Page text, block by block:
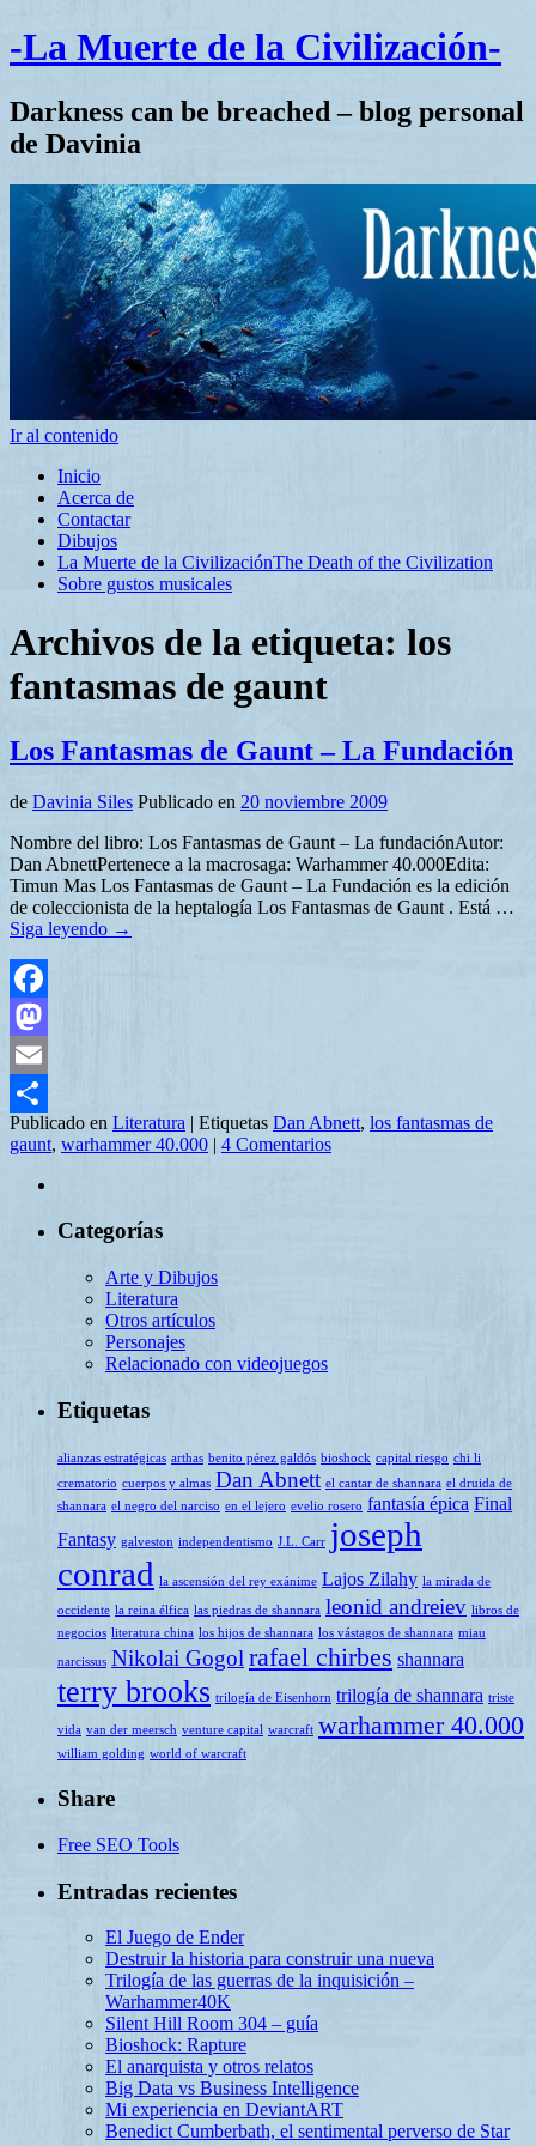
-La Muerte de la Civilización-
Darkness can be breached – blog personal
de Davinia
Ir al contenido
Inicio
Acerca de
Contactar
Dibujos
La Muerte de la CivilizaciónThe Death of the Civilization
Sobre gustos musicales
Archivos de la etiqueta: los
fantasmas de gaunt
Los Fantasmas de Gaunt – La Fundación
de Davinia Siles Publicado en 20 noviembre 2009
Nombre del libro: Los Fantasmas de Gaunt – La fundaciónAutor:
Dan AbnettPertenece a la macrosaga: Warhammer 40.000Edita:
Timun Mas Los Fantasmas de Gaunt – La Fundación es la edición
de coleccionista de la heptalogía Los Fantasmas de Gaunt . Está …
Siga leyendo →
Facebook
Mastodon
Email
Compartir
Publicado en Literatura | Etiquetas Dan Abnett, los fantasmas de
gaunt, warhammer 40.000 | 4 Comentarios
Categorías
Arte y Dibujos
Literatura
Otros artículos
Personajes
Relacionado con videojuegos
Etiquetas
alianzas estratégicas arthas benito pérez galdós bioshock capital riesgo chi li
crematorio cuerpos y almas Dan Abnett el cantar de shannara el druida de
shannara el negro del narciso en el lejero evelio rosero fantasía épica Final
Fantasy galveston independentismo J.L. Carr joseph
conrad la ascensión del rey exánime Lajos Zilahy la mirada de
occidente la reina élfica las piedras de shannara leonid andreiev libros de
negocios literatura china los hijos de shannara los vástagos de shannara miau
narcissus Nikolai Gogolrafael chirbes shannara
terry brooks trilogía de Eisenhorn trilogía de shannara triste
vida van der meersch venture capital warcraft warhammer 40.000
william golding world of warcraft
Share
Free SEO Tools
Entradas recientes
El Juego de Ender
Destruir la historia para construir una nueva
Trilogía de las guerras de la inquisición –
Warhammer40K
Silent Hill Room 304 – guía
Bioshock: Rapture
El anarquista y otros relatos
Big Data vs Business Intelligence
Mi experiencia en DeviantART
Benedict Cumberbath, el sentimental perverso de Star